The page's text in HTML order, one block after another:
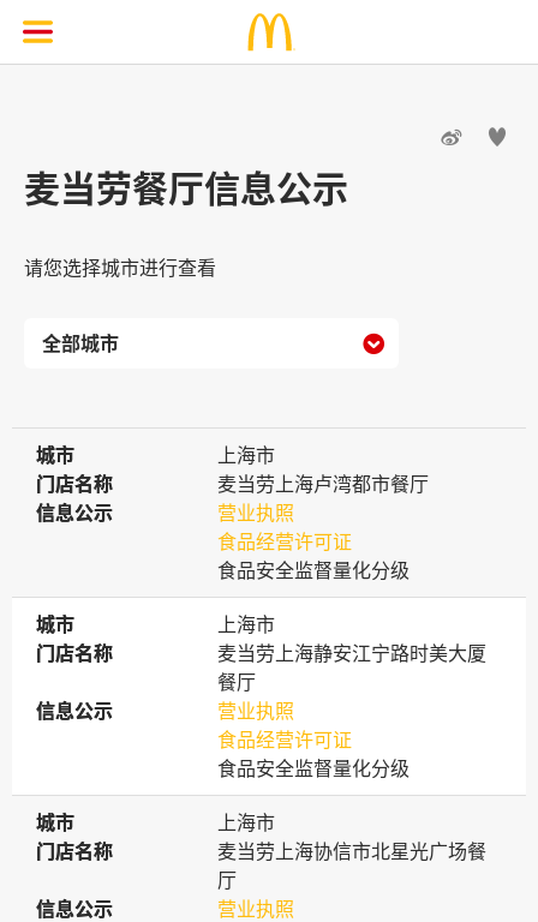
 
麦当劳餐厅信息公示
请您选择城市进行查看

城市
城市
上海市
门店名称
门店名称
麦当劳上海卢湾都市餐厅
信息公示
信息公示
营业执照
食品经营许可证
食品安全监督量化分级
城市
城市
上海市
门店名称
门店名称
麦当劳上海静安江宁路时美大厦
餐厅
信息公示
信息公示
营业执照
食品经营许可证
食品安全监督量化分级
城市
城市
上海市
门店名称
门店名称
麦当劳上海协信市北星光广场餐
厅
信息公示
信息公示
营业执照